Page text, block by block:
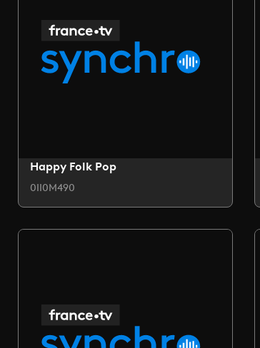
Happy Folk Pop
0II0M490